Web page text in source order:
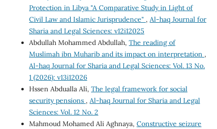
Protection in Libya "A Comparative Study in Light of
Civil Law and Islamic Jurisprudence" , Al-haq Journal for
Sharia and Legal Sciences: v12i12025
Abdullah Mohammed Abdullah, The reading of
Muslimah ibn Muharib and its impact on interpretation ,
Al-haq Journal for Sharia and Legal Sciences: Vol. 13 No.
1 (2026): v13i12026
Hssen Abdualla Ali, The legal framework for social
security pensions , Al-haq Journal for Sharia and Legal
Sciences: Vol. 12 No. 2
Mahmoud Mohamed Ali Aghnaya, Constructive seizure